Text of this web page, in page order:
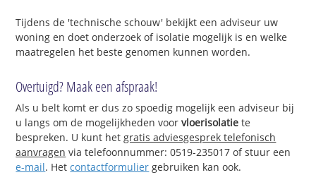
Tijdens de 'technische schouw' bekijkt een adviseur uw
woning en doet onderzoek of isolatie mogelijk is en welke
maatregelen het beste genomen kunnen worden.
Overtuigd? Maak een afspraak!
Als u belt komt er dus zo spoedig mogelijk een adviseur bij
u langs om de mogelijkheden voorvloerisolatie te
bespreken. U kunt hetgratis adviesgesprek telefonisch
aanvragen via telefoonnummer: 0519-235017 of stuur een
e-mail. Hetcontactformulier gebruiken kan ook.